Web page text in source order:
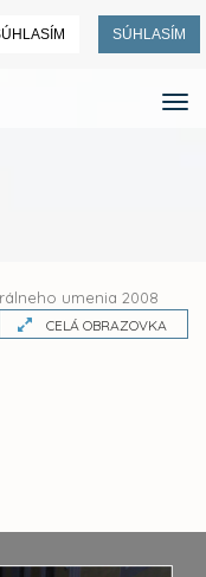
SÚHLASÍM
umenia 2008
CELÁ OBRAZOVKA